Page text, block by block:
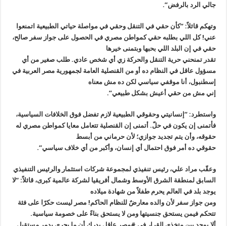
جالي الرد بالرفض”.
وتهكم قائلاً: “كأن حقي في التنقل وحقي في مواصلة حياتي الطبيعية اتمنعوا
عني! كل اللي بطلبه حقي كمواطن مصري في الحصول على جواز سفر صالح،
حقي في إن البلد اللي بحبها وبتمنى خيرها
تقدر تمنحني حرية التنقل والحركة زي أي شخص عادي. طلب صغير من أي
مسؤول عاقل في النظام ده أو من القنصلية العامة لجمهورية مصر العربية في
إسطنبول، أنا موقفي سياسي لكن ده مش معناه
إني مش من حقي أعيش بشكل طبيعي”.
واستطرد: “إنسانيتي وحقوقي الطبيعية لازم تفضل فوق الخلافات السياسية،
فأتمنى إن يكون في حلّ. أتمنى إن القنصلية تتعامل معايا كمواطن مصري له
حقوقه، وأن يتم تجديد جوازي؛ لأن حرماني من أبسط
حقوقي ده أمر فوق احتمال أي إنسان، وأكبر من أي خلاف سياسي”.
وعقّب مراد علي، رئيس تنفيذي لمجموعة شركات استثمار والرئيس التنفيذي
السابق لمنطقة الشرق الأوسط وشمال أفريقيا لشركة عالمية كبرى، قائلاً: “لا
يوجد بلد في العالم يحرم طفلاً من شهادة ميلاده
ومن جواز سفر لأن والده معارضٌ للنظام الحاكم! مصر ليست حكرًا على فئة
تتحكم فيمن يستحق جنسيتها ومن لا يستحق بناءً على خصومة سياسية.